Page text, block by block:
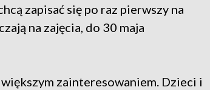
zapisać się po raz pierwszy na
na zajęcia, do 30 maja
zainteresowaniem. Dzieci i